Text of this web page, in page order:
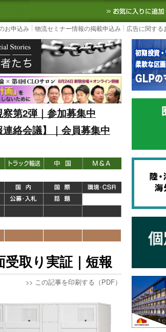
流ニュースサイト
3PL, SCMなど国内外の最新の物
お申込み 物流セミナー情報の掲載申込み 広告に関する
第2弾｜参加募集中
絡会議】｜会員募集中
取り実証｜短報
>> この記事を印刷する（PDF）